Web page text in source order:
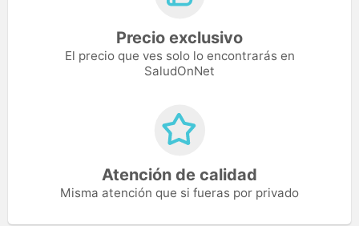
Precio exclusivo
El precio que ves solo lo encontrarás en
SaludOnNet
Atención de calidad
Misma atención que si fueras por privado